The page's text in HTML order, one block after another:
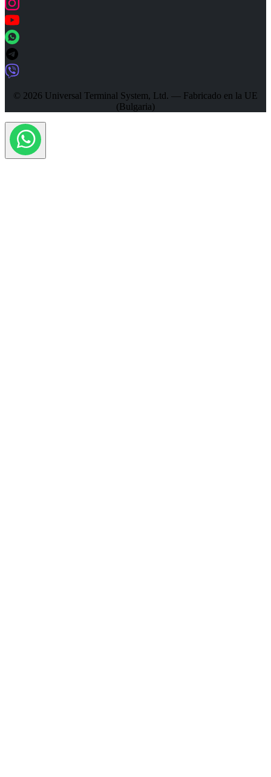
© 2026 Universal Terminal System, Ltd. — Fabricado en la UE
(Bulgaria)